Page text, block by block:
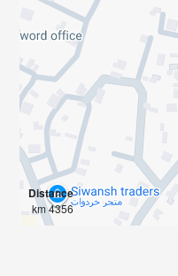
Distance
4356 km